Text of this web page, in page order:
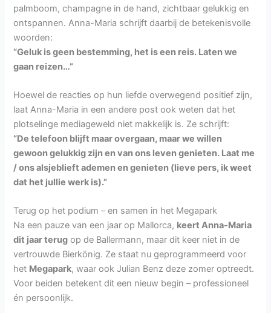
palmboom, champagne in de hand, zichtbaar gelukkig en
ontspannen. Anna-Maria schrijft daarbij de betekenisvolle
woorden:
“Geluk is geen bestemming, het is een reis. Laten we
gaan reizen…”
Hoewel de reacties op hun liefde overwegend positief zijn,
laat Anna-Maria in een andere post ook weten dat het
plotselinge mediageweld niet makkelijk is. Ze schrijft:
“De telefoon blijft maar overgaan, maar we willen
gewoon gelukkig zijn en van ons leven genieten. Laat me
/ ons alsjeblieft ademen en genieten (lieve pers, ik weet
dat het jullie werk is).”
Terug op het podium – en samen in het Megapark
Na een pauze van een jaar op Mallorca, keert Anna-Maria
dit jaar terug op de Ballermann, maar dit keer niet in de
vertrouwde Bierkönig. Ze staat nu geprogrammeerd voor
het Megapark, waar ook Julian Benz deze zomer optreedt.
Voor beiden betekent dit een nieuw begin – professioneel
én persoonlijk.